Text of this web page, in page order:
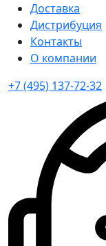
Доставка
Дистрибуция
Контакты
О компании
+7 (495) 137-72-32